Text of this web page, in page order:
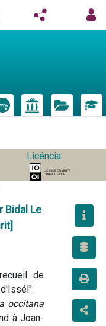
Licéncia
Bidal Le
de
occitana
à Joan-